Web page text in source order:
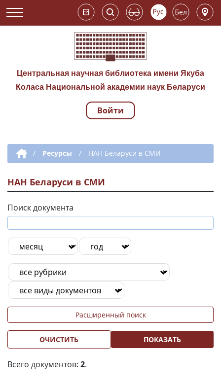
Центральная научная библиотека имени Якуба
Коласа Национальной академии наук Беларуси
Навигация по
Войти
Дополнительная навигация
/ Ресурсы / НАН Беларуси в СМИ
НАН Беларуси в СМИ
Поиск документа
Расширенный поиск
ОЧИСТИТЬ ПОКАЗАТЬ
Всего документов: 2.